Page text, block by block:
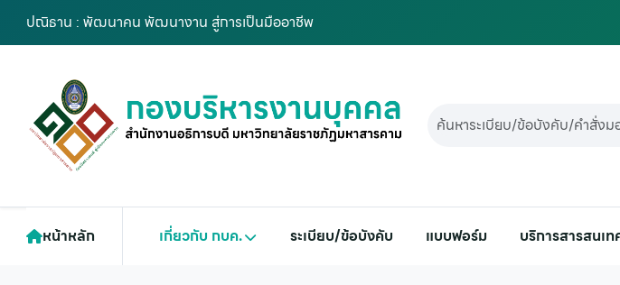
ปณิธาน : พัฒนาคน พัฒนางาน สู่การเป็นมืออาชีพ
หน้าหลัก เกี่ยวกับ กบค. ระเบียบ/ข้อบังคับ แบบฟอร์ม บริการสารสนเท